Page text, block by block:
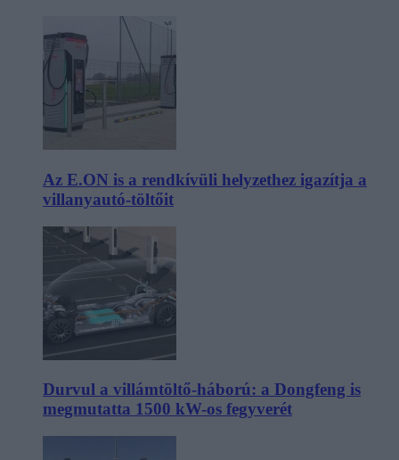
Az E.ON is a rendkívüli helyzethez igazítja a
villanyautó-töltőit
Durvul a villámtöltő-háború: a Dongfeng is
megmutatta 1500 kW-os fegyverét